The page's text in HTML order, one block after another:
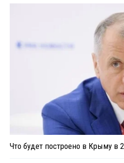
Что будет построено в Крыму в